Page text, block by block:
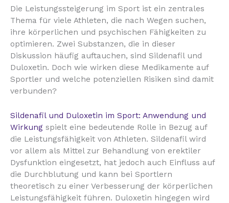
Die Leistungssteigerung im Sport ist ein zentrales
Thema für viele Athleten, die nach Wegen suchen,
ihre körperlichen und psychischen Fähigkeiten zu
optimieren. Zwei Substanzen, die in dieser
Diskussion häufig auftauchen, sind Sildenafil und
Duloxetin. Doch wie wirken diese Medikamente auf
Sportler und welche potenziellen Risiken sind damit
verbunden?
Sildenafil und Duloxetin im Sport: Anwendung und
Wirkung spielt eine bedeutende Rolle in Bezug auf
die Leistungsfähigkeit von Athleten. Sildenafil wird
vor allem als Mittel zur Behandlung von erektiler
Dysfunktion eingesetzt, hat jedoch auch Einfluss auf
die Durchblutung und kann bei Sportlern
theoretisch zu einer Verbesserung der körperlichen
Leistungsfähigkeit führen. Duloxetin hingegen wird